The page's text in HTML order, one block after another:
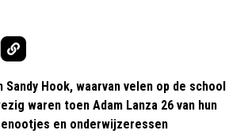
Hook, waarvan velen op de school
waren toen Adam Lanza 26 van hun
en onderwijzeressen